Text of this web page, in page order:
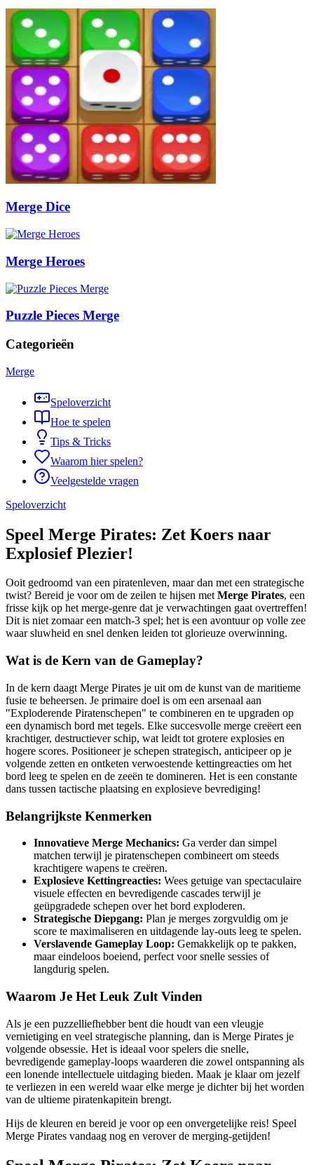
Merge Dice
Merge Heroes
Puzzle Pieces Merge
Categorieën
Merge
Speloverzicht
Hoe te spelen
Tips & Tricks
Waarom hier spelen?
Veelgestelde vragen
Speloverzicht
Speel Merge Pirates: Zet Koers naar
Explosief Plezier!
Ooit gedroomd van een piratenleven, maar dan met een strategische
twist? Bereid je voor om de zeilen te hijsen metMerge Pirates, een
frisse kijk op het merge-genre dat je verwachtingen gaat overtreffen!
Dit is niet zomaar een match-3 spel; het is een avontuur op volle zee
waar sluwheid en snel denken leiden tot glorieuze overwinning.
Wat is de Kern van de Gameplay?
In de kern daagt Merge Pirates je uit om de kunst van de maritieme
fusie te beheersen. Je primaire doel is om een arsenaal aan
"Exploderende Piratenschepen" te combineren en te upgraden op
een dynamisch bord met tegels. Elke succesvolle merge creëert een
krachtiger, destructiever schip, wat leidt tot grotere explosies en
hogere scores. Positioneer je schepen strategisch, anticipeer op je
volgende zetten en ontketen verwoestende kettingreacties om het
bord leeg te spelen en de zeeën te domineren. Het is een constante
dans tussen tactische plaatsing en explosieve bevrediging!
Belangrijkste Kenmerken
Innovatieve Merge Mechanics: Ga verder dan simpel
matchen terwijl je piratenschepen combineert om steeds
krachtigere wapens te creëren.
Explosieve Kettingreacties: Wees getuige van spectaculaire
visuele effecten en bevredigende cascades terwijl je
geüpgradede schepen over het bord exploderen.
Strategische Diepgang: Plan je merges zorgvuldig om je
score te maximaliseren en uitdagende lay-outs leeg te spelen.
Verslavende Gameplay Loop: Gemakkelijk op te pakken,
maar eindeloos boeiend, perfect voor snelle sessies of
langdurig spelen.
Waarom Je Het Leuk Zult Vinden
Als je een puzzelliefhebber bent die houdt van een vleugje
vernietiging en veel strategische planning, dan is Merge Pirates je
volgende obsessie. Het is ideaal voor spelers die snelle,
bevredigende gameplay-loops waarderen die zowel ontspanning als
een lonende intellectuele uitdaging bieden. Maak je klaar om jezelf
te verliezen in een wereld waar elke merge je dichter bij het worden
van de ultieme piratenkapitein brengt.
Hijs de kleuren en bereid je voor op een onvergetelijke reis! Speel
Merge Pirates vandaag nog en verover de merging-getijden!